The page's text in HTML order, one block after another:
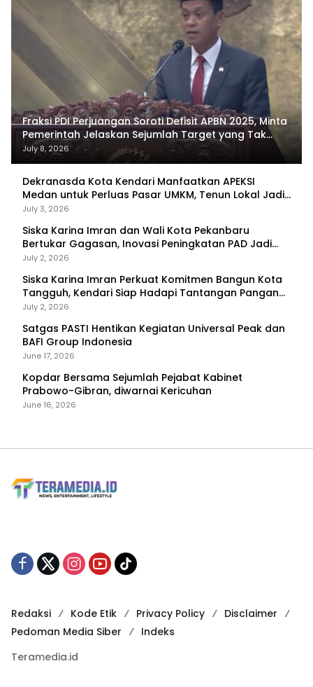
Fraksi PDI Perjuangan Soroti Defisit APBN 2025, Minta
Pemerintah Jelaskan Sejumlah Target yang Tak
Tercapai
July 8, 2026
Dekranasda Kota Kendari Manfaatkan APEKSI
Medan untuk Perluas Pasar UMKM, Tenun Lokal Jadi
Primadona
July 3, 2026
Siska Karina Imran dan Wali Kota Pekanbaru
Bertukar Gagasan, Inovasi Peningkatan PAD Jadi
Fokus Diskusi
July 2, 2026
Siska Karina Imran Perkuat Komitmen Bangun Kota
Tangguh, Kendari Siap Hadapi Tantangan Pangan
dan Bencana
July 2, 2026
Satgas PASTI Hentikan Kegiatan Universal Peak dan
BAFI Group Indonesia
June 17, 2026
Kopdar Bersama Sejumlah Pejabat Kabinet
Prabowo-Gibran, diwarnai Kericuhan
June 16, 2026
Redaksi Kode Etik Privacy Policy
Disclaimer
Pedoman Media Siber
Indeks
Teramedia.id